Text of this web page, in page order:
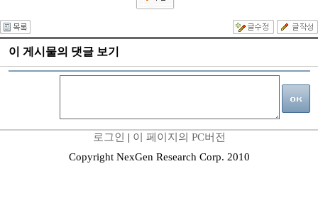
이 게시물의 댓글 보기
로그인 | 이 페이지의 PC버전
Copyright NexGen Research Corp. 2010